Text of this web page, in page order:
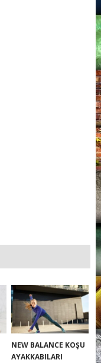
NEW BALANCE KOŞU
AYAKKABILARI